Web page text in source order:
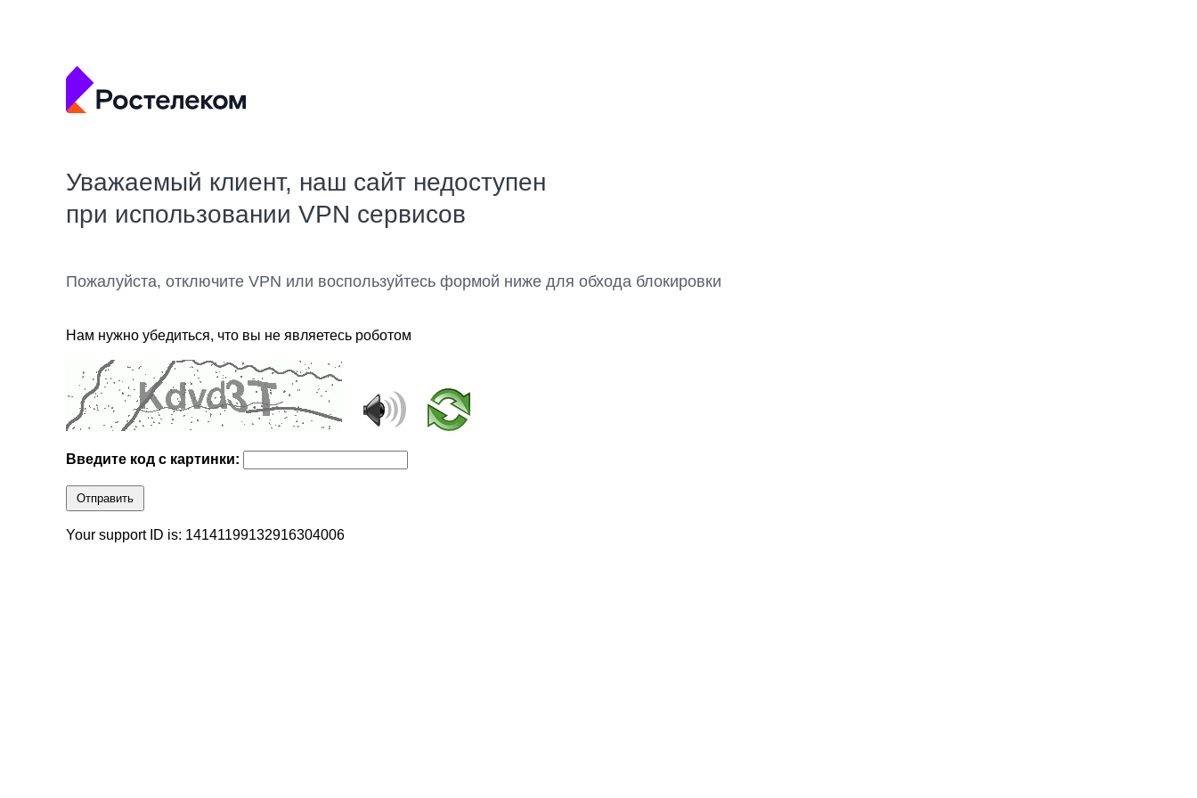
Уважаемый клиент, наш сайт недоступен
при использовании VPN сервисов
Пожалуйста, отключите VPN или воспользуйтесь формой ниже для обхода блокировки
Нам нужно убедиться, что вы не являетесь роботом
Введите код с картинки:
Отправить
Your support ID is: 14141199132916304006